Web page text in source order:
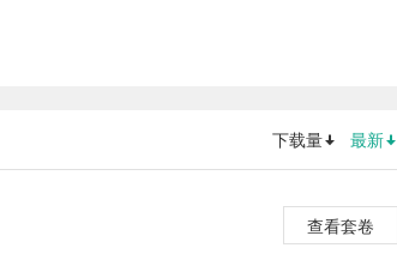
下载量 最新
查看套卷